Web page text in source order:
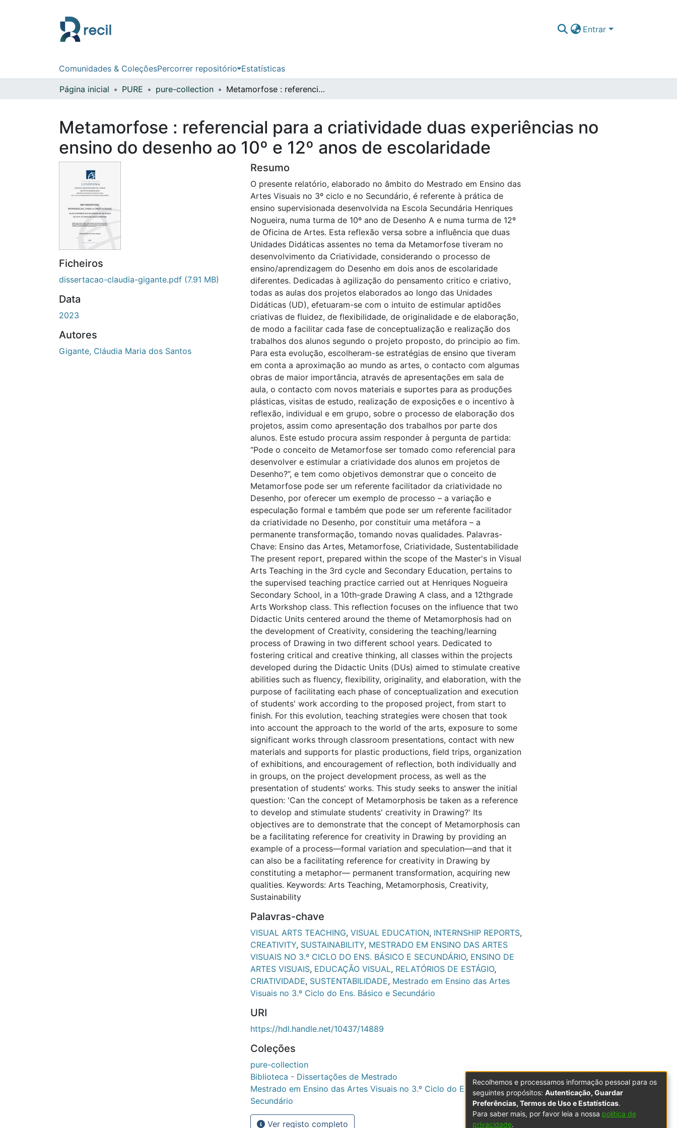
Entrar
Comunidades & ColeçõesPercorrer repositório Estatísticas
Página inicial PURE pure-collection Metamorfose : referencial para a criatividade duas experiências no ensino do desenho ao 10º e 12º anos de escolaridade
Metamorfose : referencial para a criatividade duas experiências no
ensino do desenho ao 10º e 12º anos de escolaridade
Ficheiros
dissertacao-claudia-gigante.pdf (7.91 MB)
Data
2023
Autores
Gigante, Cláudia Maria dos Santos
Resumo
O presente relatório, elaborado no âmbito do Mestrado em Ensino das
Artes Visuais no 3º ciclo e no Secundário, é referente à prática de
ensino supervisionada desenvolvida na Escola Secundária Henriques
Nogueira, numa turma de 10º ano de Desenho A e numa turma de 12º
de Oficina de Artes. Esta reflexão versa sobre a influência que duas
Unidades Didáticas assentes no tema da Metamorfose tiveram no
desenvolvimento da Criatividade, considerando o processo de
ensino/aprendizagem do Desenho em dois anos de escolaridade
diferentes. Dedicadas à agilização do pensamento critico e criativo,
todas as aulas dos projetos elaborados ao longo das Unidades
Didáticas (UD), efetuaram-se com o intuito de estimular aptidões
criativas de fluidez, de flexibilidade, de originalidade e de elaboração,
de modo a facilitar cada fase de conceptualização e realização dos
trabalhos dos alunos segundo o projeto proposto, do principio ao fim.
Para esta evolução, escolheram-se estratégias de ensino que tiveram
em conta a aproximação ao mundo as artes, o contacto com algumas
obras de maior importância, através de apresentações em sala de
aula, o contacto com novos materiais e suportes para as produções
plásticas, visitas de estudo, realização de exposições e o incentivo à
reflexão, individual e em grupo, sobre o processo de elaboração dos
projetos, assim como apresentação dos trabalhos por parte dos
alunos. Este estudo procura assim responder à pergunta de partida:
“Pode o conceito de Metamorfose ser tomado como referencial para
desenvolver e estimular a criatividade dos alunos em projetos de
Desenho?”, e tem como objetivos demonstrar que o conceito de
Metamorfose pode ser um referente facilitador da criatividade no
Desenho, por oferecer um exemplo de processo – a variação e
especulação formal e também que pode ser um referente facilitador
da criatividade no Desenho, por constituir uma metáfora – a
permanente transformação, tomando novas qualidades. Palavras-
Chave: Ensino das Artes, Metamorfose, Criatividade, Sustentabilidade
The present report, prepared within the scope of the Master's in Visual
Arts Teaching in the 3rd cycle and Secondary Education, pertains to
the supervised teaching practice carried out at Henriques Nogueira
Secondary School, in a 10th-grade Drawing A class, and a 12thgrade
Arts Workshop class. This reflection focuses on the influence that two
Didactic Units centered around the theme of Metamorphosis had on
the development of Creativity, considering the teaching/learning
process of Drawing in two different school years. Dedicated to
fostering critical and creative thinking, all classes within the projects
developed during the Didactic Units (DUs) aimed to stimulate creative
abilities such as fluency, flexibility, originality, and elaboration, with the
purpose of facilitating each phase of conceptualization and execution
of students' work according to the proposed project, from start to
finish. For this evolution, teaching strategies were chosen that took
into account the approach to the world of the arts, exposure to some
significant works through classroom presentations, contact with new
materials and supports for plastic productions, field trips, organization
of exhibitions, and encouragement of reflection, both individually and
in groups, on the project development process, as well as the
presentation of students' works. This study seeks to answer the initial
question: 'Can the concept of Metamorphosis be taken as a reference
to develop and stimulate students' creativity in Drawing?' Its
objectives are to demonstrate that the concept of Metamorphosis can
be a facilitating reference for creativity in Drawing by providing an
example of a process—formal variation and speculation—and that it
can also be a facilitating reference for creativity in Drawing by
constituting a metaphor— permanent transformation, acquiring new
qualities. Keywords: Arts Teaching, Metamorphosis, Creativity,
Sustainability
Palavras-chave
VISUAL ARTS TEACHING, VISUAL EDUCATION, INTERNSHIP REPORTS,
CREATIVITY, SUSTAINABILITY, MESTRADO EM ENSINO DAS ARTES
VISUAIS NO 3.º CICLO DO ENS. BÁSICO E SECUNDÁRIO, ENSINO DE
ARTES VISUAIS, EDUCAÇÃO VISUAL, RELATÓRIOS DE ESTÁGIO,
CRIATIVIDADE, SUSTENTABILIDADE, Mestrado em Ensino das Artes
Visuais no 3.º Ciclo do Ens. Básico e Secundário
URI
https://hdl.handle.net/10437/14889
Coleções
pure-collection
Biblioteca - Dissertações de Mestrado
Mestrado em Ensino das Artes Visuais no 3.º Ciclo do Ens. Básico e
Secundário
Ver registo completo
Recolhemos e processamos informação pessoal para os
seguintes propósitos: Autenticação, Guardar
Preferências, Termos de Uso e Estatísticas.
Para saber mais, por favor leia a nossa política de
privacidade.